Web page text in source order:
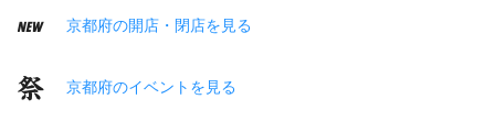
京都府の開店・閉店を見る
京都府のイベントを見る